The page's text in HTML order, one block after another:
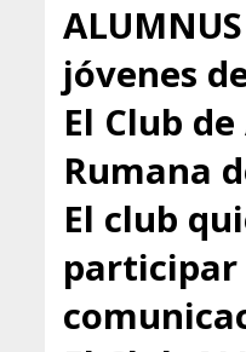
jóvenes
El Club
Rumana
El club
participar